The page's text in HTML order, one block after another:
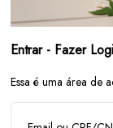
Entrar - Fazer
Essa é uma área de